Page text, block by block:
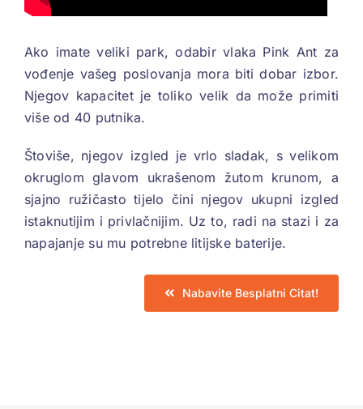
Ako imate veliki park, odabir vlaka Pink Ant za
vođenje vašeg poslovanja mora biti dobar izbor.
Njegov kapacitet je toliko velik da može primiti
više od 40 putnika.
Štoviše, njegov izgled je vrlo sladak, s velikom
okruglom glavom ukrašenom žutom krunom, a
sjajno ružičasto tijelo čini njegov ukupni izgled
istaknutijim i privlačnijim. Uz to, radi na stazi i za
napajanje su mu potrebne litijske baterije.
Nabavite Besplatni Citat!